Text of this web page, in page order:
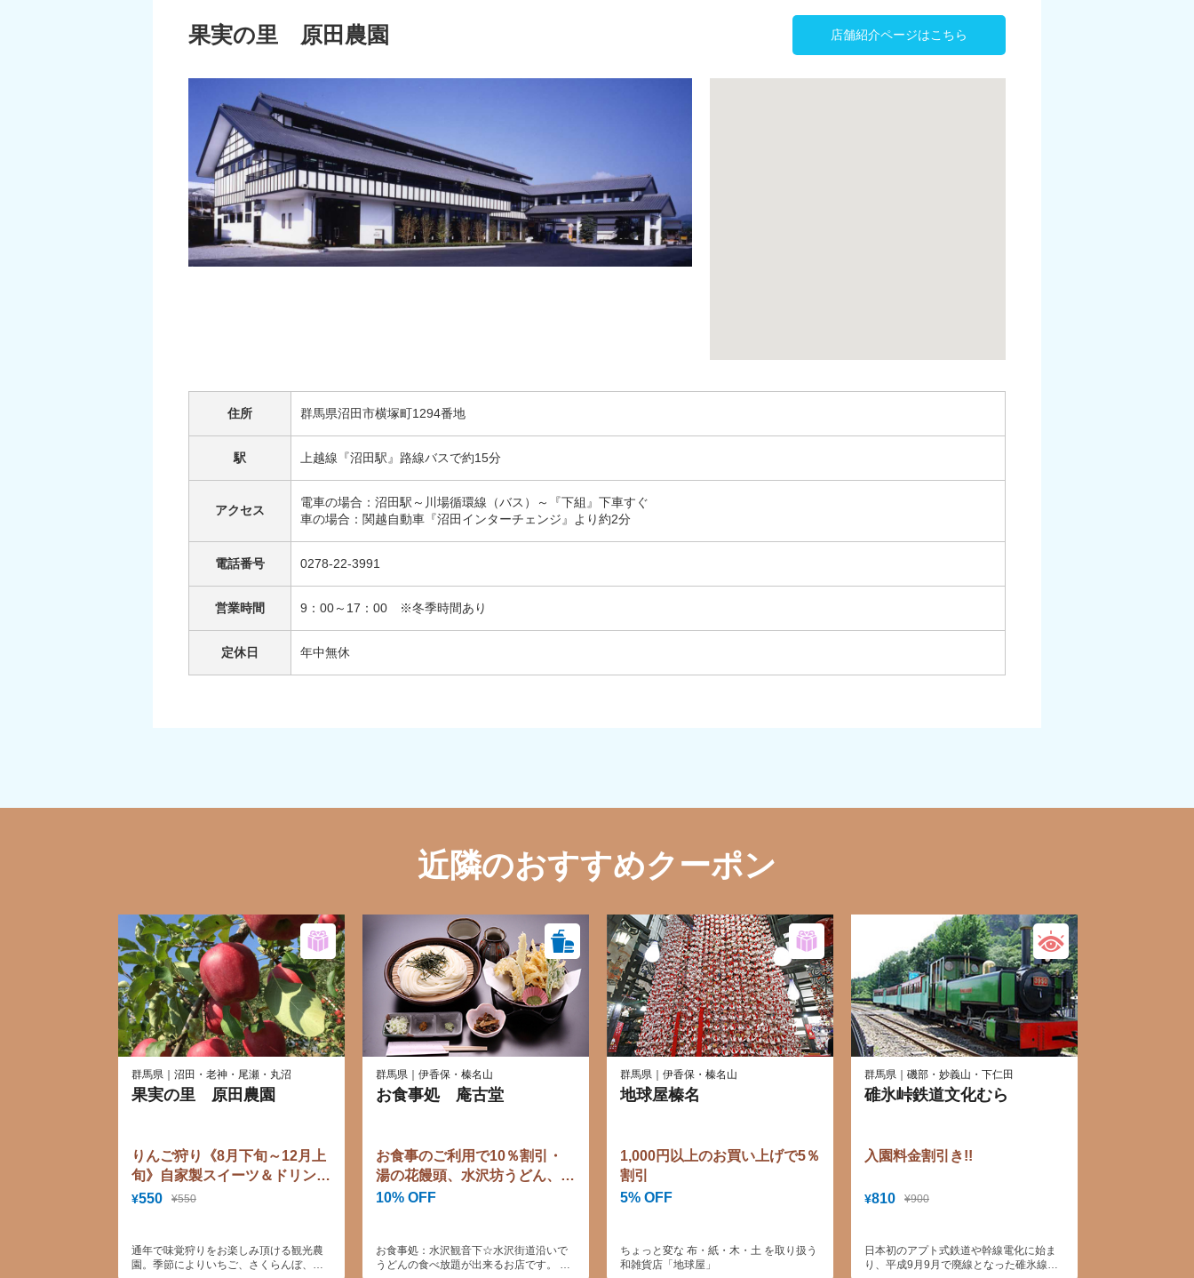
果実の里 原田農園 店舗紹介ページはこちら
住所 群馬県沼田市横塚町1294番地
駅 上越線『沼田駅』路線バスで約15分
アクセス
電車の場合：沼田駅～川場循環線（バス）～『下組』下車すぐ
車の場合：関越自動車『沼田インターチェンジ』より約2分
電話番号 0278-22-3991
営業時間 9：00～17：00 ※冬季時間あり
定休日 年中無休
近隣のおすすめクーポン
群馬県｜沼田・老神・尾瀬・丸沼
果実の里 原田農園
りんご狩り《8月下旬～12月上
旬》自家製スイーツ＆ドリンク
サービス
¥550 ¥550
通年で味覚狩りをお楽しみ頂ける観光農
園。季節によりいちご、さくらんぼ、ブ
群馬県｜伊香保・榛名山
お食事処 庵古堂
お食事のご利用で10％割引・
湯の花饅頭、水沢坊うどん、焼
饅頭などお土産のご購入で
10% OFF
お食事処：水沢観音下☆水沢街道沿いで
うどんの食べ放題が出来るお店です。 の
群馬県｜伊香保・榛名山
地球屋榛名
1,000円以上のお買い上げで5％
割引
5% OFF
ちょっと変な 布・紙・木・土 を取り扱う
和雑貨店「地球屋」
群馬県｜磯部・妙義山・下仁田
碓氷峠鉄道文化むら
入園料金割引き!!
¥810 ¥900
日本初のアプト式鉄道や幹線電化に始ま
り、平成9月9月で廃線となった碓氷線の